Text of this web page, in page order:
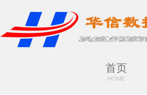
首页
HOME